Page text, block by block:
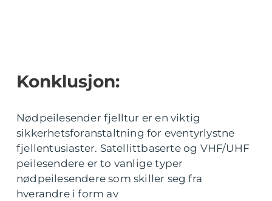
Konklusjon:
Nødpeilesender fjelltur er en viktig
sikkerhetsforanstaltning for eventyrlystne
fjellentusiaster. Satellittbaserte og VHF/UHF
peilesendere er to vanlige typer
nødpeilesendere som skiller seg fra
hverandre i form av